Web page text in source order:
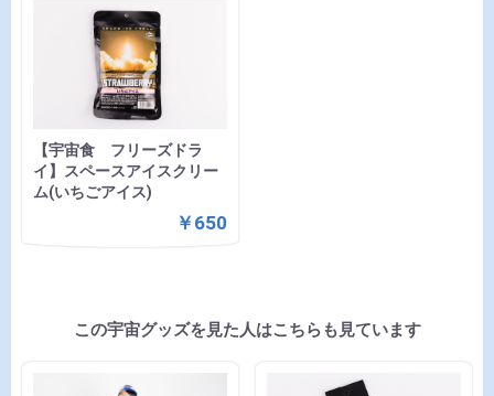
【宇宙食 フリーズドラ
イ】スペースアイスクリー
ム(いちごアイス)
￥650
この宇宙グッズを見た人はこちらも見ています